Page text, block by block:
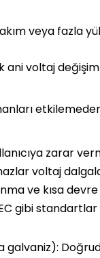
veya fazla
ani voltaj
zarar
voltaj
ve kısa
gibi